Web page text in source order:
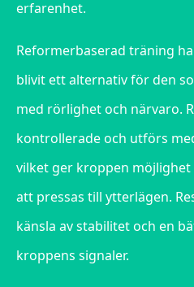
erfarenhet.
Reformerbaserad träning
blivit ett alternativ för den
med rörlighet och närvaro.
kontrollerade och utförs
vilket ger kroppen
att pressas till ytterlägen.
känsla av stabilitet och en
kroppens signaler.